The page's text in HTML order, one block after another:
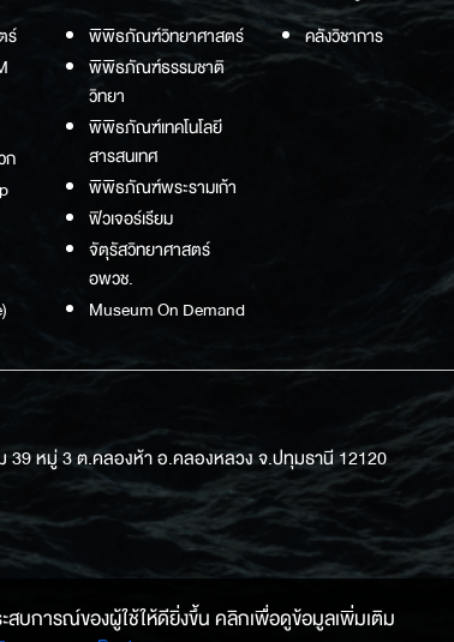
ร์
ก
พิพิธภัณฑ์วิทยาศาสตร์
พิพิธภัณฑ์ธรรมชาติ
วิทยา
พิพิธภัณฑ์เทคโนโลยี
สารสนเทศ
พิพิธภัณฑ์พระรามเก้า
ฟิวเจอร์เรียม
จัตุรัสวิทยาศาสตร์
อพวช.
Museum On Demand
คลังวิชาการ
39 หมู่ 3 ต.คลองห้า อ.คลองหลวง จ.ปทุมธานี 12120
สบการณ์ของผู้ใช้ให้ดียิ่งขึ้น คลิกเพื่อดูข้อมูลเพิ่มเติม